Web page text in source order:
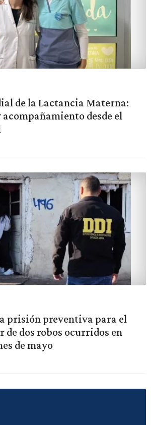
de la Lactancia Materna:
desde el
prisión preventiva para el
de dos robos ocurridos en
de mayo